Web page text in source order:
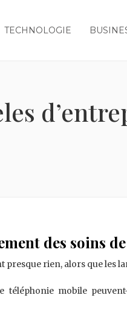
TECHNOLOGIE
des soins
presque rien, alors que les
téléphonie mobile